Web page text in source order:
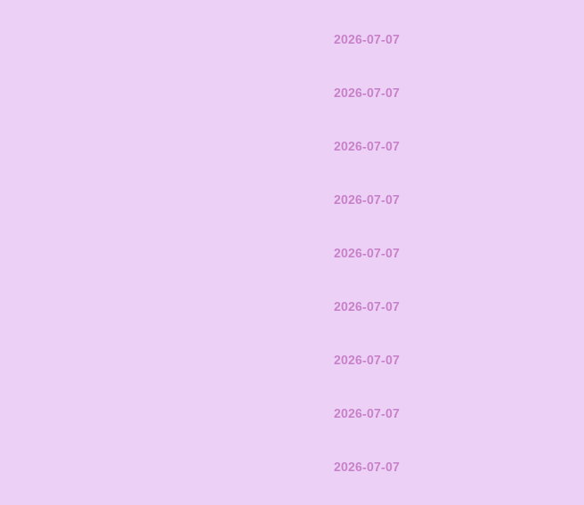
2026-07-07
2026-07-07
2026-07-07
2026-07-07
2026-07-07
2026-07-07
2026-07-07
2026-07-07
2026-07-07